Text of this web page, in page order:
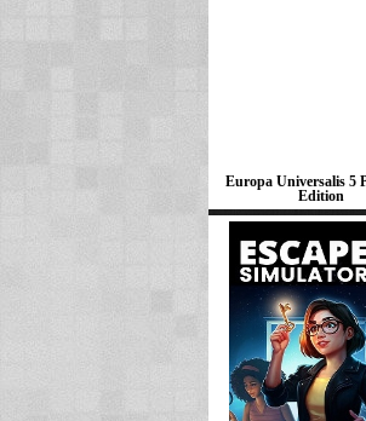
Europa Universalis 5
Edition